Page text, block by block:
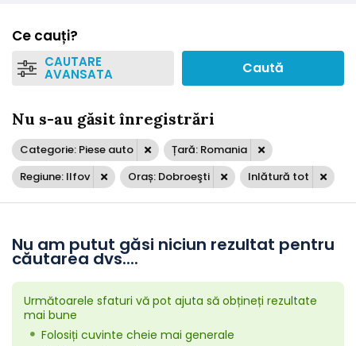
Ce cauți?
CAUTARE
AVANSATA Caută
Nu s-au găsit înregistrări
Categorie: Piese auto
Țară: Romania
Regiune: Ilfov
Oraș: Dobroeşti Inlătură tot
Nu am putut găsi niciun rezultat pentru
căutarea dvs....
Următoarele sfaturi vă pot ajuta să obțineți rezultate
mai bune
Folosiți cuvinte cheie mai generale